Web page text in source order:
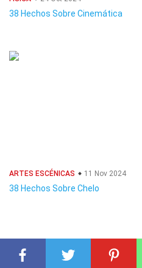
38 Hechos Sobre Cinemática
ARTES ESCÉNICAS 11 Nov 2024
38 Hechos Sobre Chelo
© 2023